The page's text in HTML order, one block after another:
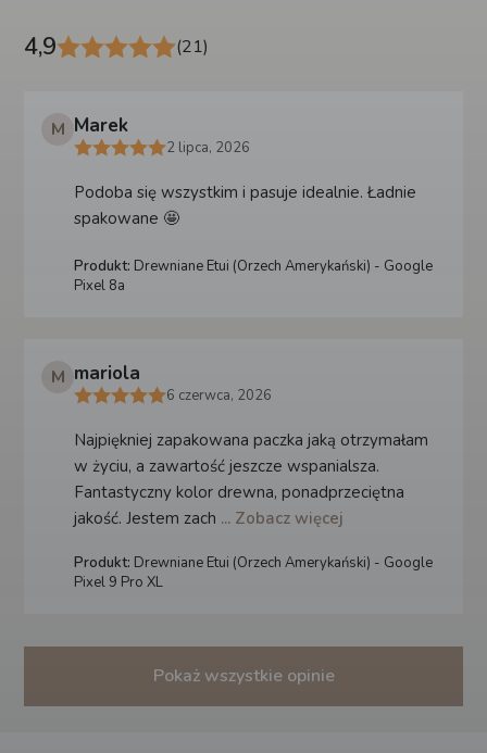
4,9 (21)
M Marek
2 lipca, 2026
Podoba się wszystkim i pasuje idealnie. Ładnie
spakowane 🤩
Produkt: Drewniane Etui (Orzech Amerykański) - Google
Pixel 8a
M mariola
6 czerwca, 2026
Najpiękniej zapakowana paczka jaką otrzymałam
w życiu, a zawartość jeszcze wspanialsza.
Fantastyczny kolor drewna, ponadprzeciętna
jakość. Jestem zach ... Zobacz więcej
Produkt: Drewniane Etui (Orzech Amerykański) - Google
Pixel 9 Pro XL
Pokaż wszystkie opinie